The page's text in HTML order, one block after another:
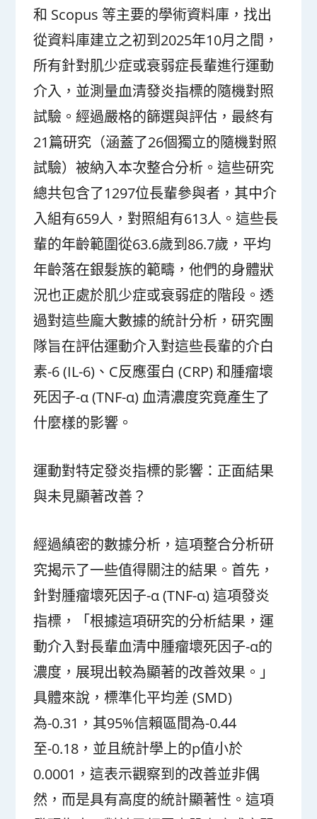
和 Scopus 等主要的學術資料庫，找出
從資料庫建立之初到2025年10月之間，
所有針對肌少症或衰弱症長輩進行運動
介入，並測量血清發炎指標的隨機對照
試驗。經過嚴格的篩選與評估，最終有
21篇研究（涵蓋了26個獨立的隨機對照
試驗）被納入本次整合分析。這些研究
總共包含了1297位長輩參與者，其中介
入組有659人，對照組有613人。這些長
輩的年齡範圍從63.6歲到86.7歲，平均
年齡落在銀髮族的範疇，他們的身體狀
況也正處於肌少症或衰弱症的階段。透
過對這些龐大數據的統計分析，研究團
隊旨在評估運動介入對這些長輩的介白
素-6 (IL-6)、C反應蛋白 (CRP) 和腫瘤壞
死因子-α (TNF-α) 血清濃度究竟產生了
什麼樣的影響。
運動對特定發炎指標的影響：正面結果
與未見顯著改善？
經過縝密的數據分析，這項整合分析研
究揭示了一些值得關注的結果。首先，
針對腫瘤壞死因子-α (TNF-α) 這項發炎
指標，「根據這項研究的分析結果，運
動介入對長輩血清中腫瘤壞死因子-α的
濃度，展現出較為顯著的改善效果。」
具體來說，標準化平均差 (SMD)
為-0.31，其95%信賴區間為-0.44
至-0.18，並且統計學上的p值小於
0.0001，這表示觀察到的改善並非偶
然，而是具有高度的統計顯著性。這項